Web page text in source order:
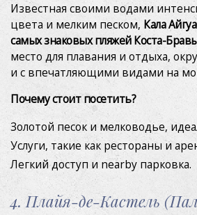
Подарите
Контакты
Блог
Известная своими водами
цвета и мелким песком, Кала
самых знаковых пляжей Коста-
место для плавания и отдыха,
и с впечатляющими видами на
Почему стоит посетить?
Золотой песок и мелководье,
Услуги, такие как рестораны и
Легкий доступ и nearby парковка.
4. Плайя-де-Кастель